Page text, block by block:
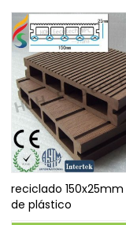
reciclado
de plástico